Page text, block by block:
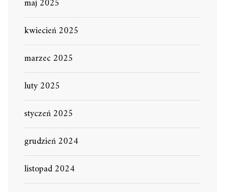
maj 2025
kwiecień 2025
marzec 2025
luty 2025
styczeń 2025
grudzień 2024
listopad 2024